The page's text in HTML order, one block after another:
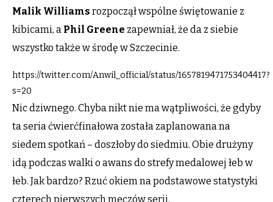
Malik Williams rozpoczął wspólne świętowanie z
kibicami, a Phil Greene zapewniał, że da z siebie
wszystko także w środę w Szczecinie.
https://twitter.com/Anwil_official/status/1657819471753404417?
s=20
Nic dziwnego. Chyba nikt nie ma wątpliwości, że gdyby
ta seria ćwierćfinałowa została zaplanowana na
siedem spotkań – doszłoby do siedmiu. Obie drużyny
idą podczas walki o awans do strefy medalowej łeb w
łeb. Jak bardzo? Rzuć okiem na podstawowe statystyki
czterech pierwszych meczów serii.